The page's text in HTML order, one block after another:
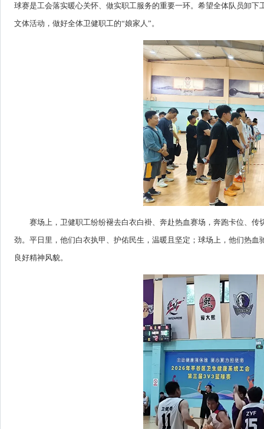
球赛是工会落实暖心关怀、做实职工服务的重要一环。希望全体队员卸
文体活动，做好全体卫健职工的“娘家人”。
赛场上，卫健职工纷纷褪去白衣白褂、奔赴热血赛场，奔跑卡位、
劲。平日里，他们白衣执甲、护佑民生，温暖且坚定；球场上，他们热
良好精神风貌。